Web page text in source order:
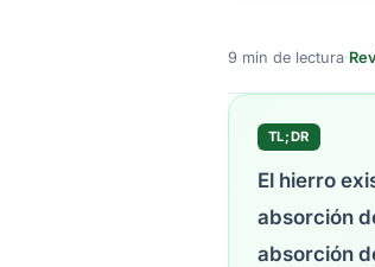
9 min de lectura·
TL;DR
El hierro
absorción
absorción